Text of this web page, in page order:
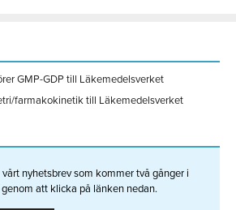
GMP-GDP till Läkemedelsverket
farmakokinetik till Läkemedelsverket
nyhetsbrev som kommer två gånger i
att klicka på länken nedan.